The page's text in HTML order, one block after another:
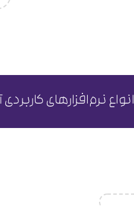
انواع نرم‌افزارهای